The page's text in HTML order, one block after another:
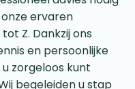
ervaren
Z. Dankzij ons
en persoonlijke
zorgeloos kunt
begeleiden u stap